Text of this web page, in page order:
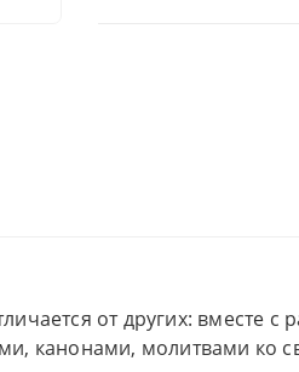
от других: вместе
канонами, молитвами ко